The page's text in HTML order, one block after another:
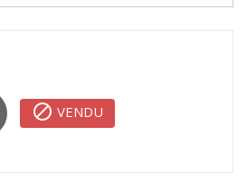
 VENDU